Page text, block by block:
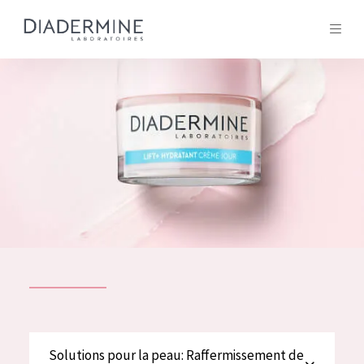
SOLUTIONS POUR LA PEAU
TOUS LES PRODUIT
Tous les Produit
Conseils Beauté
Solutions pour la peau: Raffermissement de